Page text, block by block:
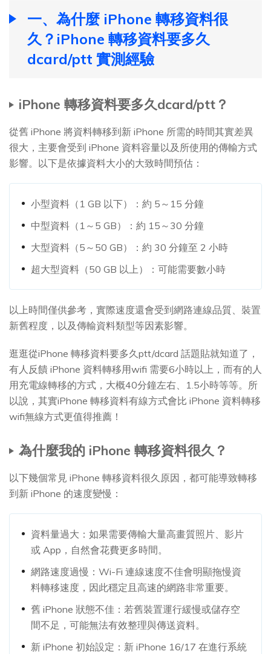
一、為什麼 iPhone 轉移資料很
久？iPhone 轉移資料要多久
dcard/ptt 實測經驗
iPhone 轉移資料要多久dcard/ptt？
從舊 iPhone 將資料轉移到新 iPhone 所需的時間其實差異
很大，主要會受到 iPhone 資料容量以及所使用的傳輸方式
影響。以下是依據資料大小的大致時間預估：
小型資料（1 GB 以下）：約 5～15 分鐘
中型資料（1～5 GB）：約 15～30 分鐘
大型資料（5～50 GB）：約 30 分鐘至 2 小時
超大型資料（50 GB 以上）：可能需要數小時
以上時間僅供參考，實際速度還會受到網路連線品質、裝置
新舊程度，以及傳輸資料類型等因素影響。
逛逛從iPhone 轉移資料要多久ptt/dcard 話題貼就知道了，
有人反饋 iPhone 資料轉移用wifi 需要6小時以上，而有的人
用充電線轉移的方式，大概40分鐘左右、1.5小時等等。所
以說，其實iPhone 轉移資料有線方式會比 iPhone 資料轉移
wifi無線方式更值得推薦！
為什麼我的 iPhone 轉移資料很久？
以下幾個常見 iPhone 轉移資料很久原因，都可能導致轉移
到新 iPhone 的速度變慢：
資料量過大：如果需要傳輸大量高畫質照片、影片
或 App，自然會花費更多時間。
網路速度過慢：Wi-Fi 連線速度不佳會明顯拖慢資
料轉移速度，因此穩定且高速的網路非常重要。
舊 iPhone 狀態不佳：若舊裝置運行緩慢或儲存空
間不足，可能無法有效整理與傳送資料。
新 iPhone 初始設定：新 iPhone 16/17 在進行系統